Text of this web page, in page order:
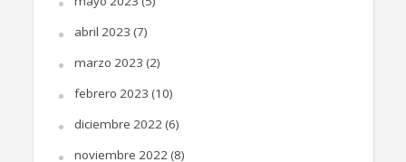
abril 2023 (7)
marzo 2023 (2)
febrero 2023 (10)
diciembre 2022(6)
noviembre 2022(8)